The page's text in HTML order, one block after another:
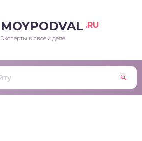
MOYPODVAL .RU
Эксперты в своем деле